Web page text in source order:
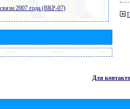
2007 года (ВКР-07)
Для